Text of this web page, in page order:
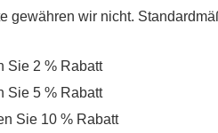
gewähren wir nicht.
Sie 2 % Rabatt
Sie 5 % Rabatt
Sie 10 % Rabatt